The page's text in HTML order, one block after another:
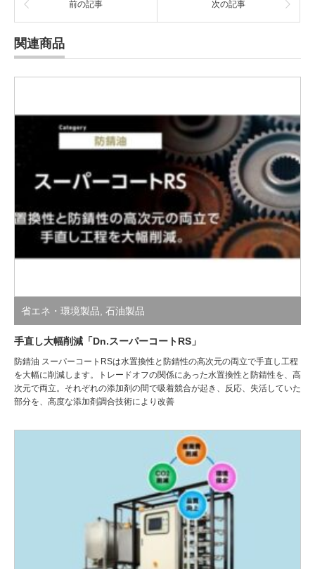
前の記事 次の記事
関連商品
省エネ・環境製品, 石油製品
手直し大幅削減「Dn.スーパーコートRS」
防錆油 スーパーコートRSは水置換性と防錆性の高次元の両立で手直し工程
を大幅に削減します。トレードオフの関係にあった水置換性と防錆性を、高
次元で両立。それぞれの添加剤の間で吸着競合が起き、反応、失活していた
部分を、高度な添加剤調合技術により改善